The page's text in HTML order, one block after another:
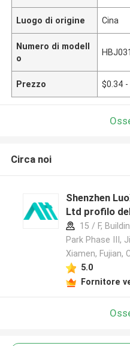
Luogo di origine Cina
Numero di modell
o
Prezzo $0.34
Circa noi
Shenzhen
Ltd profilo
15 / F,
Park Phase III,
Xiamen, Fujian,
5.0
Fornitore